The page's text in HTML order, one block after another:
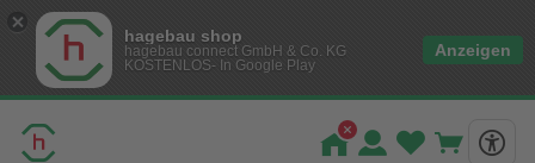
hagebau shop
hagebau connect GmbH & Co. KG
KOSTENLOS- In Google Play
Anzeigen